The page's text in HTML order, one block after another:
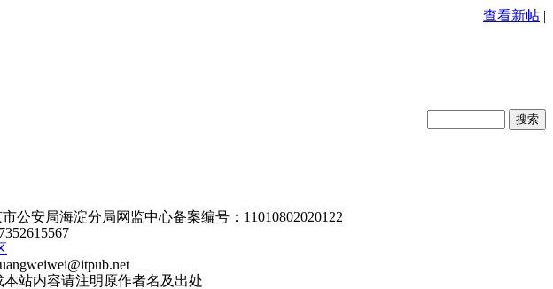
查看新帖 |
公安局海淀分局网监中心备案编号：11010802020122
站内容请注明原作者名及出处